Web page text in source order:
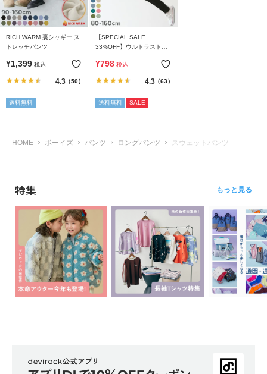
RICH WARM 裏シャギー ス
トレッチパンツ
¥1,399 税込
4.3（50）
送料無料
【SPECIAL SALE
33%OFF】ウルトラストレ
¥798 税込
4.3（63）
送料無料 SALE
HOME ボーイズ パンツ ロングパンツ スウェットパンツ
特集 もっと見る